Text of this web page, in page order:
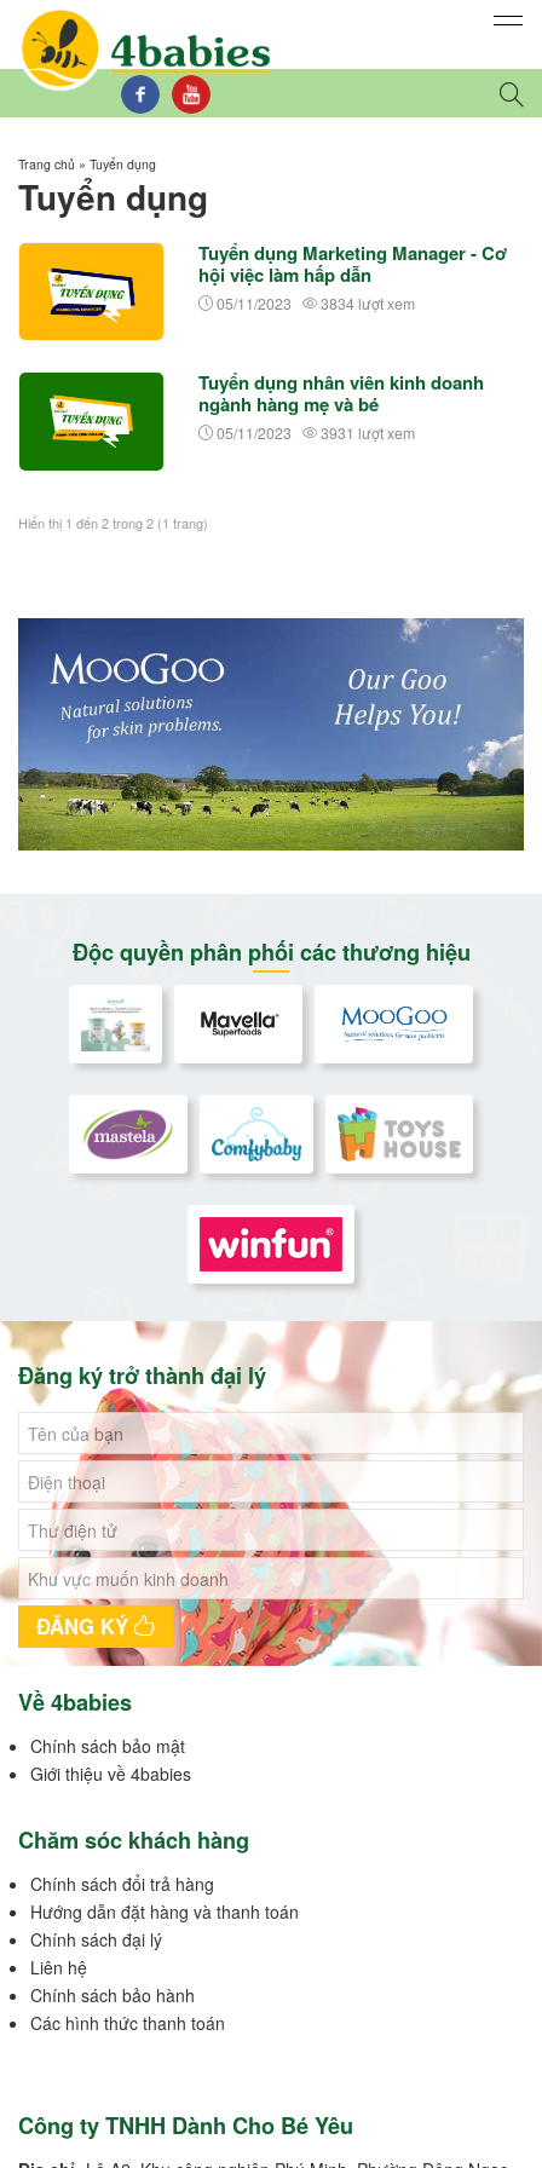
Trang chủ » Tuyển dụng
Tuyển dụng
Tuyển dụng Marketing Manager - Cơ
hội việc làm hấp dẫn
05/11/2023 3834 lượt xem
Tuyển dụng nhân viên kinh doanh
ngành hàng mẹ và bé
05/11/2023 3931 lượt xem
Hiển thị 1 đến 2 trong 2 (1 trang)
Độc quyền phân phối các thương hiệu
Đăng ký trở thành đại lý
ĐĂNG KÝ
Về 4babies
Chính sách bảo mật
Giới thiệu về 4babies
Chăm sóc khách hàng
Chính sách đổi trả hàng
Hướng dẫn đặt hàng và thanh toán
Chính sách đại lý
Liên hệ
Chính sách bảo hành
Các hình thức thanh toán
Công ty TNHH Dành Cho Bé Yêu